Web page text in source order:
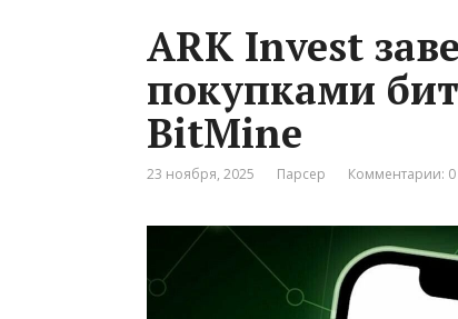
ARK Invest
покупками
BitMine
23 ноября, 2025 Парсер Комментарии: 0